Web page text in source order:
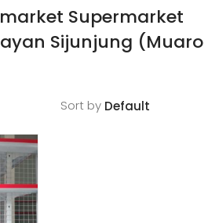
Supermarket
Sijunjung (Muaro
Sort by